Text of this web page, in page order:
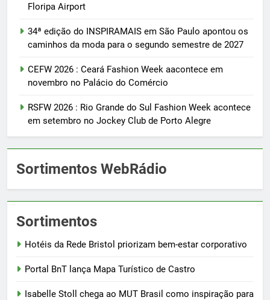
Floripa Airport
34ª edição do INSPIRAMAIS em São Paulo apontou os
caminhos da moda para o segundo semestre de 2027
CEFW 2026 : Ceará Fashion Week aacontece em
novembro no Palácio do Comércio
RSFW 2026 : Rio Grande do Sul Fashion Week acontece
em setembro no Jockey Club de Porto Alegre
Sortimentos WebRádio
Sortimentos
Hotéis da Rede Bristol priorizam bem-estar corporativo
Portal BnT lança Mapa Turístico de Castro
Isabelle Stoll chega ao MUT Brasil como inspiração para